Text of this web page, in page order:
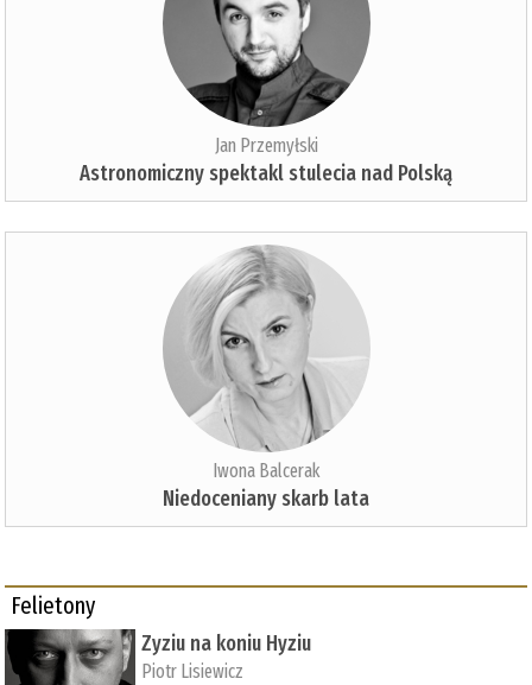
Jan Przemyłski
Astronomiczny spektakl stulecia nad Polską
Iwona Balcerak
Niedoceniany skarb lata
Felietony
Zyziu na koniu Hyziu
Piotr Lisiewicz